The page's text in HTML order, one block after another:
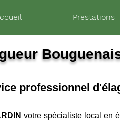
Prestations
professionnel
votre spécialiste local en